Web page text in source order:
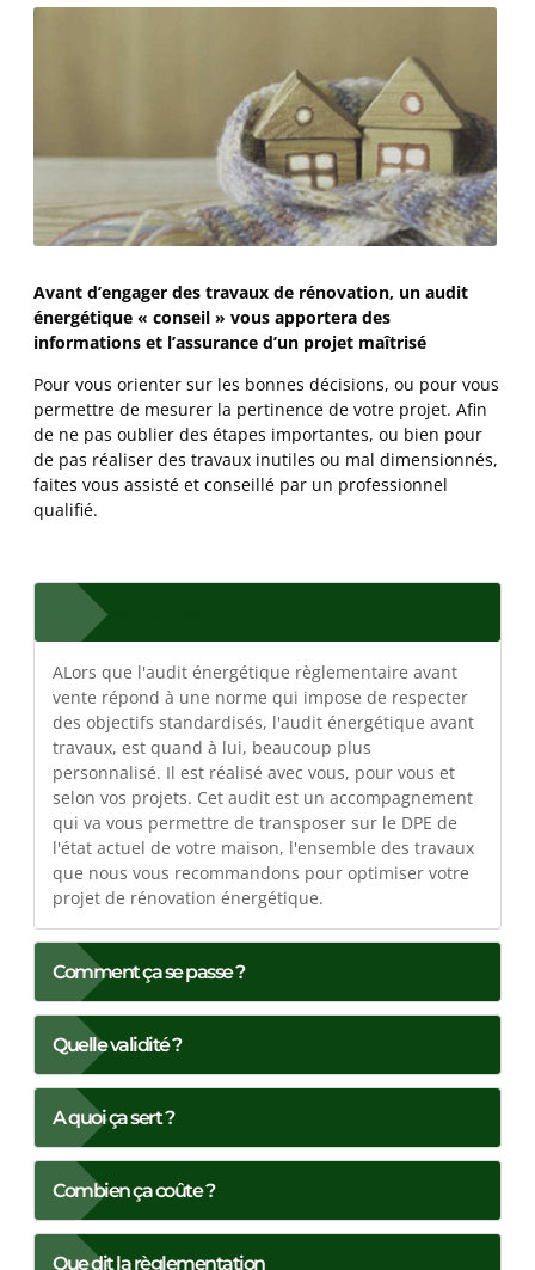
Avant d’engager des travaux de rénovation, un audit
énergétique « conseil » vous apportera des
informations et l’assurance d’un projet maîtrisé
Pour vous orienter sur les bonnes décisions, ou pour vous
permettre de mesurer la pertinence de votre projet. Afin
de ne pas oublier des étapes importantes, ou bien pour
de pas réaliser des travaux inutiles ou mal dimensionnés,
faites vous assisté et conseillé par un professionnel
qualifié.
Qu'est ce que c'est ?
ALors que l'audit énergétique règlementaire avant
vente répond à une norme qui impose de respecter
des objectifs standardisés, l'audit énergétique avant
travaux, est quand à lui, beaucoup plus
personnalisé. Il est réalisé avec vous, pour vous et
selon vos projets. Cet audit est un accompagnement
qui va vous permettre de transposer sur le DPE de
l'état actuel de votre maison, l'ensemble des travaux
que nous vous recommandons pour optimiser votre
projet de rénovation énergétique.
Comment ça se passe ?
Quelle validité ?
A quoi ça sert ?
Combien ça coûte ?
Que dit la règlementation